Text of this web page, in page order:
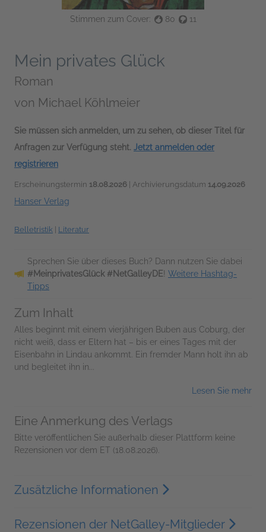
Stimmen zum Cover: 80 11
Mein privates Glück
Roman
von Michael Köhlmeier
Sie müssen sich anmelden, um zu sehen, ob dieser Titel für
Anfragen zur Verfügung steht. Jetzt anmelden oder
registrieren
Erscheinungstermin 18.08.2026 | Archivierungsdatum 14.09.2026
Hanser Verlag
Belletristik Literatur
Sprechen Sie über dieses Buch? Dann nutzen Sie dabei
#MeinprivatesGlück #NetGalleyDE! Weitere Hashtag-
Tipps
Zum Inhalt
Alles beginnt mit einem vierjährigen Buben aus Coburg, der
nicht weiß, dass er Eltern hat – bis er eines Tages mit der
Eisenbahn in Lindau ankommt. Ein fremder Mann holt ihn ab
und begleitet ihn in...
Lesen Sie mehr
Eine Anmerkung des Verlags
Bitte veröffentlichen Sie außerhalb dieser Plattform keine
Rezensionen vor dem ET (18.08.2026).
Zusätzliche Informationen
Rezensionen der NetGalley-Mitglieder